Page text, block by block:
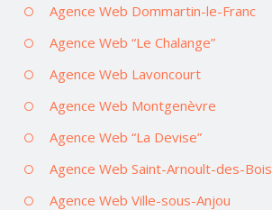
Agence Web Dommartin-le-Franc
Agence Web “Le Chalange”
Agence Web Lavoncourt
Agence Web Montgenèvre
Agence Web “La Devise”
Agence Web Saint-Arnoult-des-Bois
Agence Web Ville-sous-Anjou